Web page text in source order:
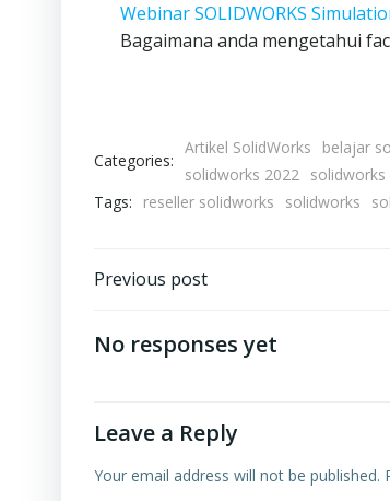
Webinar SOLIDWORKS
Bagaimana anda mengetahui
Categories:
Artikel SolidWorks belajar
solidworks 2022 solidworks
Tags:
reseller solidworks solidworks
Post
navigation
Previous post
No responses yet
Leave a Reply
Your email address will not be published.